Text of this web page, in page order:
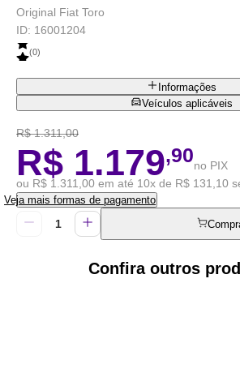
Original Fiat Toro
ID: 16001204
(0)
Informações
Veículos aplicáveis
R$ 1.311,00
R$ 1.179,90no PIX
ou R$ 1.311,00 em até 10x de R$ 131,10
Veja mais formas de pagamento
Confira outros